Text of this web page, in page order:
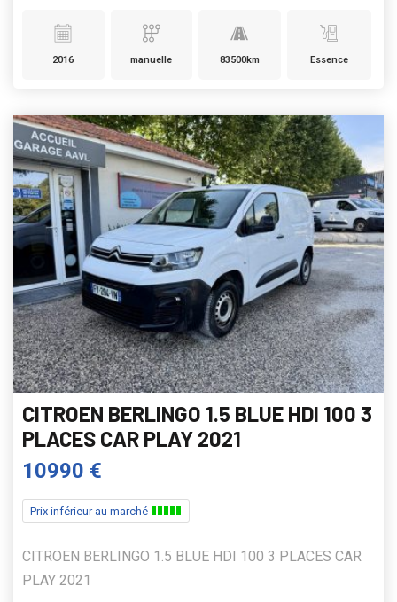
2016 manuelle 83500km Essence
CITROEN BERLINGO 1.5 BLUE HDI 100 3
PLACES CAR PLAY 2021
10990 €
Prix inférieur au marché
CITROEN BERLINGO 1.5 BLUE HDI 100 3 PLACES CAR
PLAY 2021